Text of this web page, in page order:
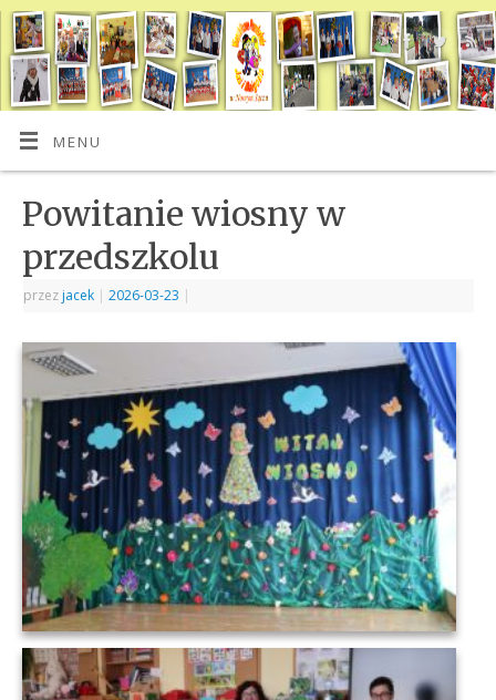
MENU
Powitanie wiosny w
przedszkolu
przez jacek | 2026-03-23 |